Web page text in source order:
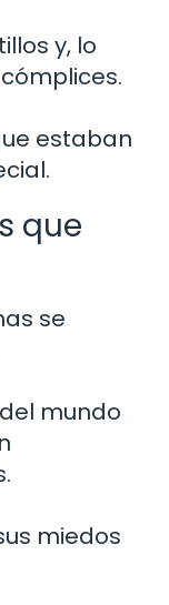
y, lo
estaban
que
se
mundo
miedos